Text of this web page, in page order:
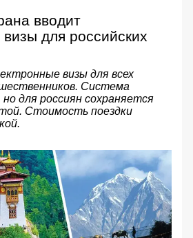
вводит
для российских
визы для всех
Система
для россиян сохраняется
Стоимость поездки